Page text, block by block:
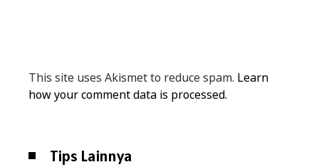
This site uses Akismet to reduce spam. Learn
how your comment data is processed.
Tips Lainnya